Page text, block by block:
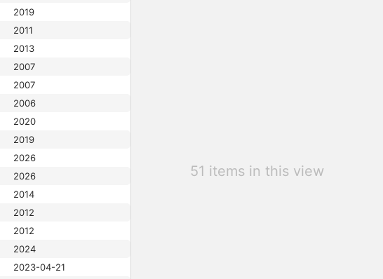
2019
2011
2013
2007
2007
2006
2020
2019
2026
2026
2014
2012
2012
2024
2023-04-21
51 items in this view